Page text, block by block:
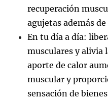
recuperación
agujetas además
En tu día a día:
musculares y alivia
aporte de calor
muscular y
sensación de